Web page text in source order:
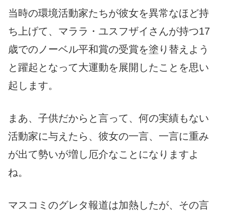
当時の環境活動家たちが彼女を異常なほど持
ち上げて、マララ・ユスフザイさんが持つ17
歳でのノーベル平和賞の受賞を塗り替えよう
と躍起となって大運動を展開したことを思い
起します。
まあ、子供だからと言って、何の実績もない
活動家に与えたら、彼女の一言、一言に重み
が出て勢いが増し厄介なことになりますよ
ね。
マスコミのグレタ報道は加熱したが、その言